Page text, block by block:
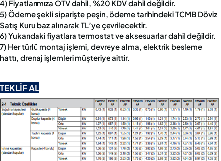
4) Fiyatlarımıza ÖTV dahil, %20 KDV dahil değildir.
5) Ödeme şekli siparişte peşin, ödeme tarihindeki TCMB Döviz
Satış Kuru baz alınarak TL’ye çevrilecektir.
6) Yukarıdaki fiyatlara termostat ve aksesuarlar dahil değildir.
7) Her türlü montaj işlemi, devreye alma, elektrik besleme
hattı, drenaj işlemleri müşteriye aittir.
TEKLİF AL